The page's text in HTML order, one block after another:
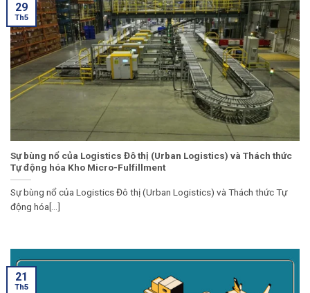
Sự bùng nổ của Logistics Đô thị (Urban Logistics) và Thách thức
Tự động hóa Kho Micro-Fulfillment
Sự bùng nổ của Logistics Đô thị (Urban Logistics) và Thách thức Tự
động hóa[...]
29
Th5
21
Th5